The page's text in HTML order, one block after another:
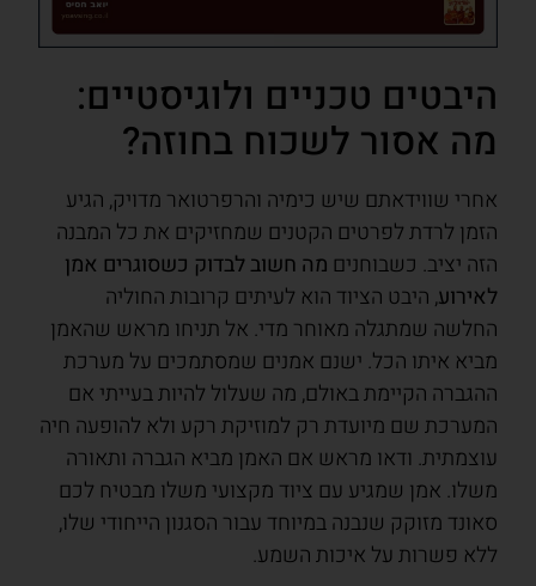
היבטים טכניים ולוגיסטיים:
מה אסור לשכוח בחוזה?
אחרי שווידאתם שיש כימיה והרפרטואר מדויק, הגיע
הזמן לרדת לפרטים הקטנים שמחזיקים את כל המבנה
הזה יציב. כשבוחנים מה חשוב לבדוק כשסוגרים אמן
לאירוע, היבט הציוד הוא לעיתים קרובות החוליה
החלשה שמתגלה מאוחר מדי. אל תניחו מראש שהאמן
מביא איתו הכל. ישנם אמנים שמסתמכים על מערכת
ההגברה הקיימת באולם, מה שעלול להיות בעייתי אם
המערכת שם מיועדת רק למוזיקת רקע ולא להופעה חיה
עוצמתית. ודאו מראש אם האמן מביא הגברה ותאורה
משלו. אמן שמגיע עם ציוד מקצועי משלו מבטיח לכם
סאונד מזוקק שנבנה במיוחד עבור הסגנון הייחודי שלו,
ללא פשרות על איכות השמע.